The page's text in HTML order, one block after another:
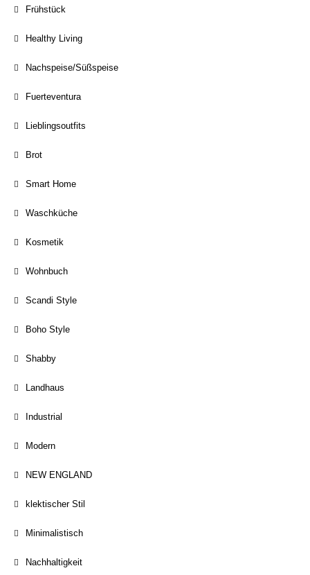
Frühstück
Healthy Living
Nachspeise/Süßspeise
Fuerteventura
Lieblingsoutfits
Brot
Smart Home
Waschküche
Kosmetik
Wohnbuch
Scandi Style
Boho Style
Shabby
Landhaus
Industrial
Modern
NEW ENGLAND
klektischer Stil
Minimalistisch
Nachhaltigkeit